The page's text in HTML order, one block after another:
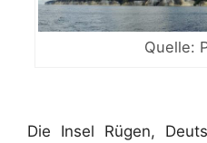
Quelle:
Die Insel Rügen,